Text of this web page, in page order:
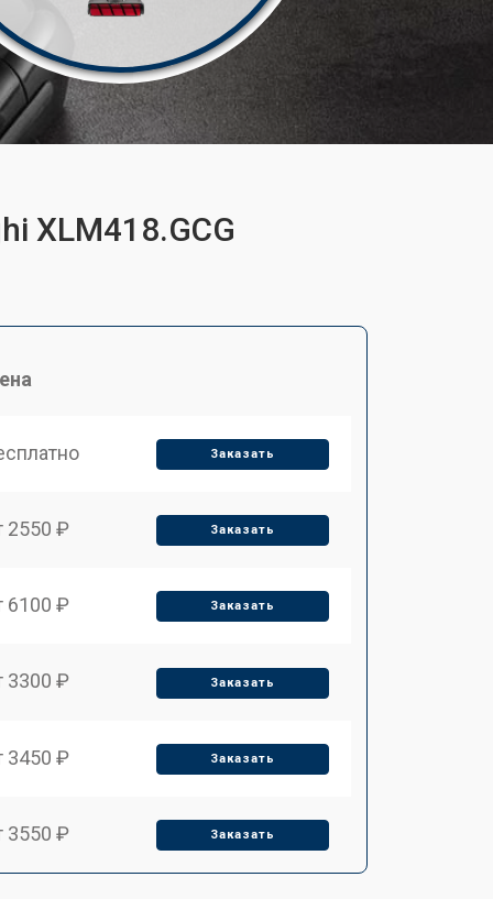
XLM418.GCG
Заказать
2550 ₽ Заказать
6100 ₽ Заказать
3300 ₽ Заказать
3450 ₽ Заказать
3550 ₽ Заказать